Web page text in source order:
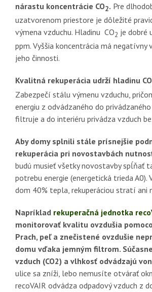
nárastu koncentrácie CO2. Pre
uzatvorenom priestore je dôležité
výmena vzduchu. Hladinu CO2 je dobré
ppm. Vyššia koncentrácia má negatívny
jeho činnosti.
Kvalitná rekuperácia udrží hladinu CO
Zabezpečí stálu výmenu vzduchu,
energiu z odvádzaného do privádzaného
filtruje a do interiéru privádza vzduch
Aby domy splnili stále prísnejšie
rekuperácia pri novostavbách
budú musieť všetky novostavby spĺňať
potrebu energie (energetická trieda A0).
dom 40% tepla, rekuperáciou stratí ani
Napríkladrekuperačná jednotka
monitorovať kvalitu ovzdušia
Prach, peľ a znečistené ovzdušie
domu vďaka jemným filtrom.
vzduch (CO2) a vlhkosť odvádzajú
ulice sa zníži, lebo nemusíte otvárať
recoVAIR odvádza odpadový vzduch z